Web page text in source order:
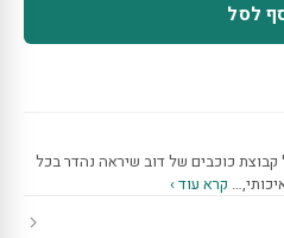
לסל
כוכבים של דוב שיראה נהדר בכל
קרא עוד ›